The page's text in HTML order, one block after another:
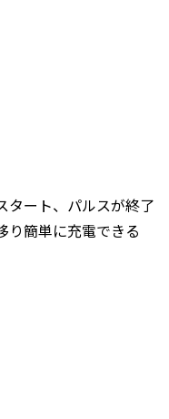
タート、パルスが終了
り簡単に充電できる